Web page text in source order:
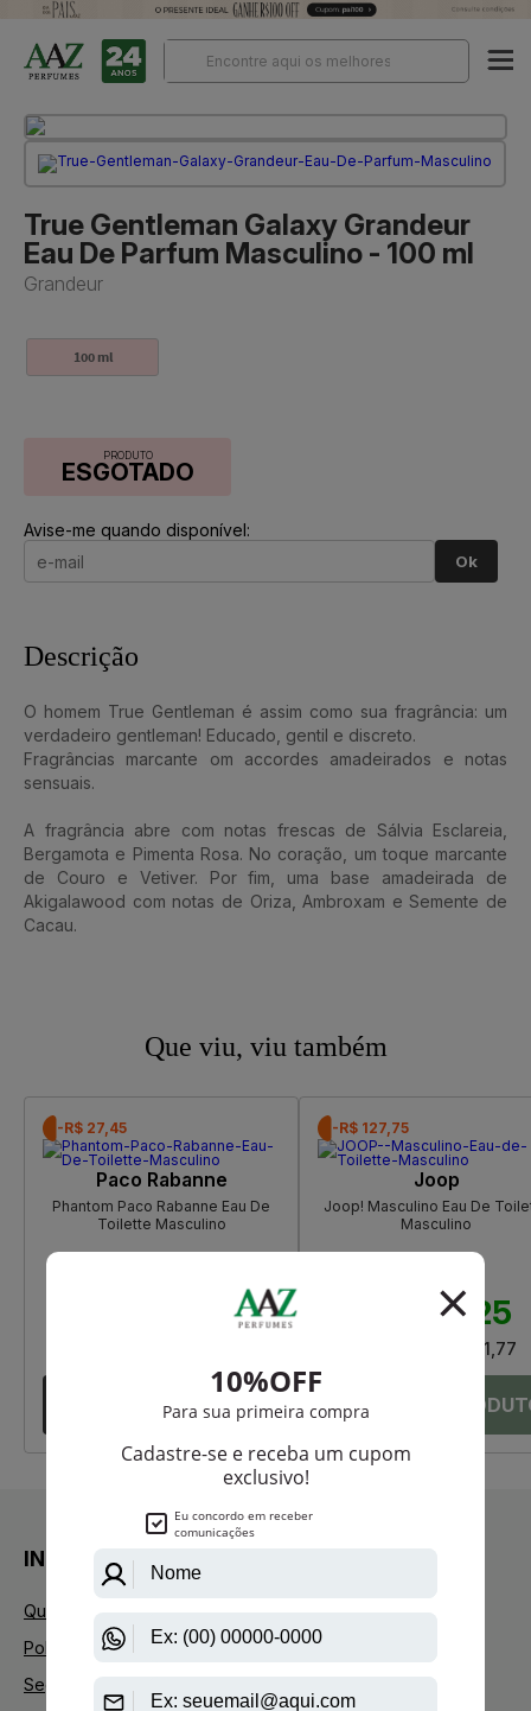
True Gentleman Galaxy Grandeur
Eau De Parfum Masculino - 100 ml
Grandeur
100 ml
PRODUTO
ESGOTADO
Avise-me quando disponível:
Ok
Descrição
O homem True Gentleman é assim como sua fragrância: um
verdadeiro gentleman! Educado, gentil e discreto.
Fragrâncias marcante om accordes amadeirados e notas
sensuais.
A fragrância abre com notas frescas de Sálvia Esclareia,
Bergamota e Pimenta Rosa. No coração, um toque marcante
de Couro e Vetiver. Por fim, uma base amadeirada de
Akigalawood com notas de Oriza, Ambroxam e Semente de
Cacau.
Que viu, viu também
-R$ 27,45
Paco Rabanne
Phantom Paco Rabanne Eau De
Toilette Masculino
R$ 521,55
-R$ 127,75
Joop
Joop! Masculino Eau De
Masculino
R$ 261,25
R$ 21,77
INSTITUCIONAL
Quem Somos
Política de Privacidade
Segurança